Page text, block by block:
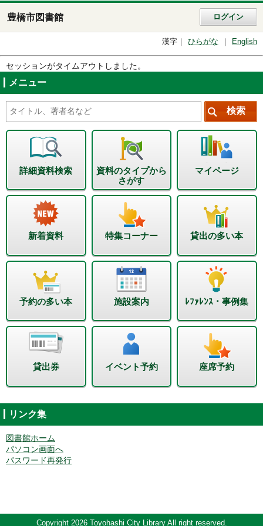
豊橋市図書館 ログイン
漢字 ひらがな English
セッションがタイムアウトしました。
メニュー
詳細資料検索
資料のタイプから
さがす
マイページ
新着資料 特集コーナー 貸出の多い本
予約の多い本 施設案内 ﾚﾌｧﾚﾝｽ・事例集
貸出券 イベント予約 座席予約
リンク集
図書館ホーム
パソコン画面へ
パスワード再発行
Copyright 2026 Toyohashi City Library All right reserved.